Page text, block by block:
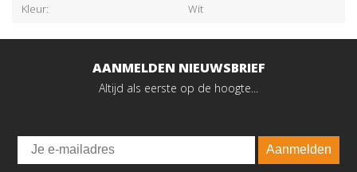
Kleur:
Wit
AANMELDEN NIEUWSBRIEF
Altijd als eerste op de hoogte...
Email
Aanmelden